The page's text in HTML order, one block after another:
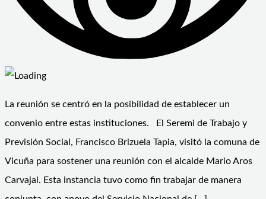
La reunión se centró en la posibilidad de establecer un
convenio entre estas instituciones. El Seremi de Trabajo y
Previsión Social, Francisco Brizuela Tapia, visitó la comuna de
Vicuña para sostener una reunión con el alcalde Mario Aros
Carvajal. Esta instancia tuvo como fin trabajar de manera